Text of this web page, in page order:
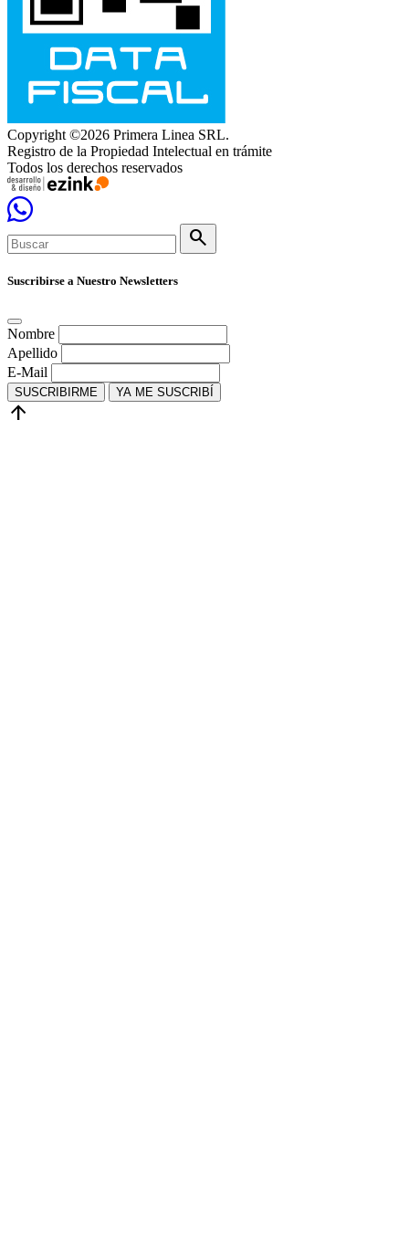
Copyright ©2026 Primera Linea SRL.
Registro de la Propiedad Intelectual en trámite
Todos los derechos reservados
search
Suscribirse a Nuestro Newsletters
Nombre
Apellido
E-Mail
SUSCRIBIRME YA ME SUSCRIBÍ
arrow_upward